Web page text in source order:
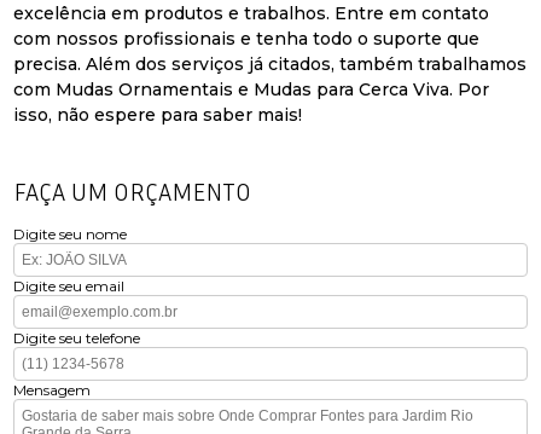
excelência em produtos e trabalhos. Entre em contato
com nossos profissionais e tenha todo o suporte que
precisa. Além dos serviços já citados, também trabalhamos
com Mudas Ornamentais e Mudas para Cerca Viva. Por
isso, não espere para saber mais!
FAÇA UM ORÇAMENTO
Digite seu nome
Digite seu email
Digite seu telefone
Mensagem